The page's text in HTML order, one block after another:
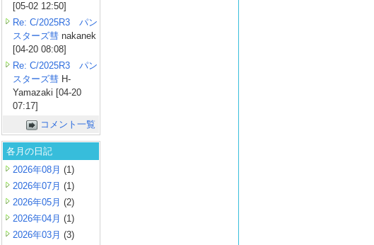
[05-02 12:50]
Re: C/2025R3 パン
スターズ彗 nakanek
[04-20 08:08]
Re: C/2025R3 パン
スターズ彗 H-
Yamazaki [04-20
07:17]
コメント一覧
各月の日記
2026年08月 (1)
2026年07月 (1)
2026年05月 (2)
2026年04月 (1)
2026年03月 (3)